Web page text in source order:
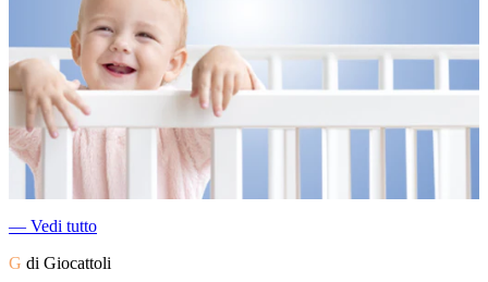
― Vedi tutto
G di Giocattoli